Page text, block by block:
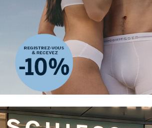
Je suis intéressé par :
Mode féminine
Mode masculine
Mode enfantine
ADIDAS
protection des données